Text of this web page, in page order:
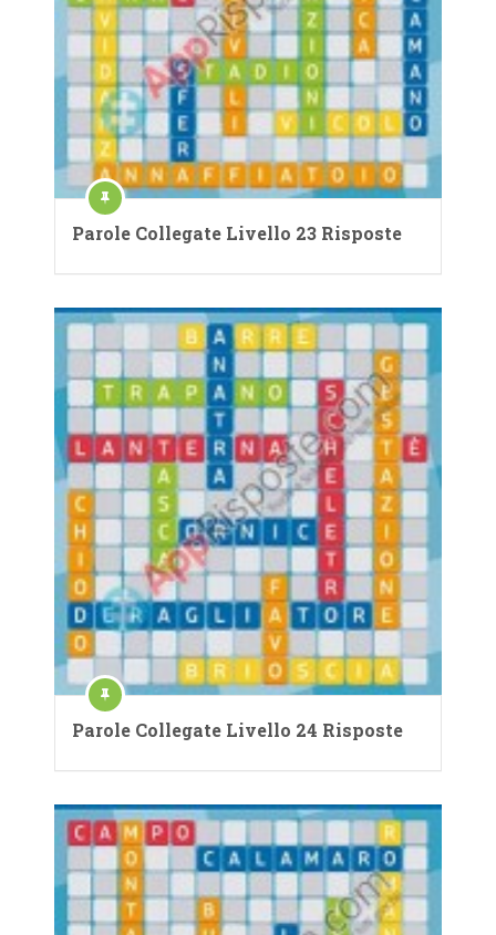
Parole Collegate Livello 23 Risposte
Parole Collegate Livello 24 Risposte